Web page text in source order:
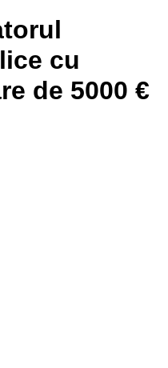
cu
de 5000 €